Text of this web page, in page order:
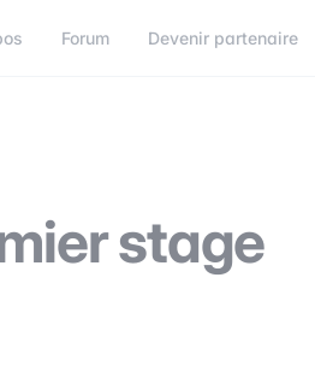
Forum Devenir partenaire
stage